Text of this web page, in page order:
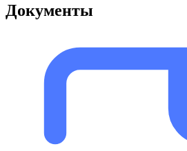
Документы